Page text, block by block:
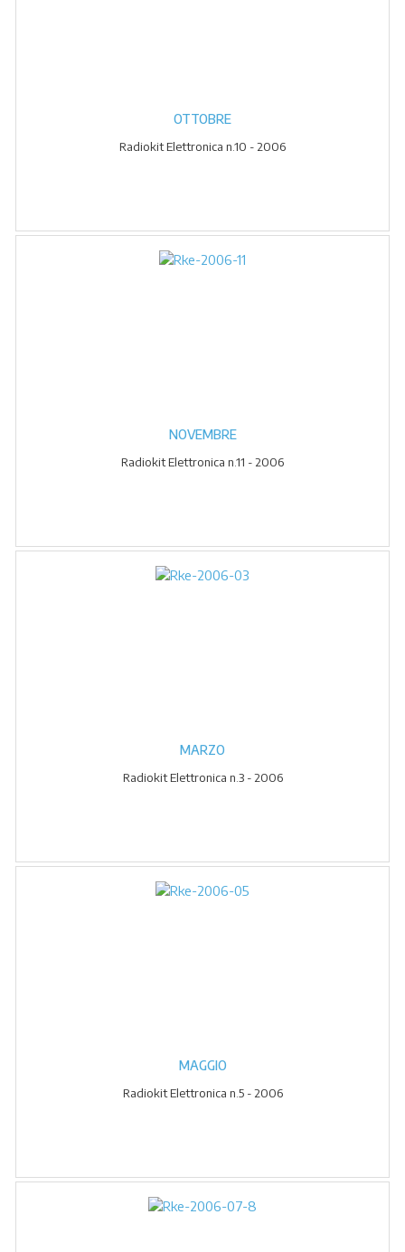
OTTOBRE
Radiokit Elettronica n.10 - 2006
NOVEMBRE
Radiokit Elettronica n.11 - 2006
MARZO
Radiokit Elettronica n.3 - 2006
MAGGIO
Radiokit Elettronica n.5 - 2006